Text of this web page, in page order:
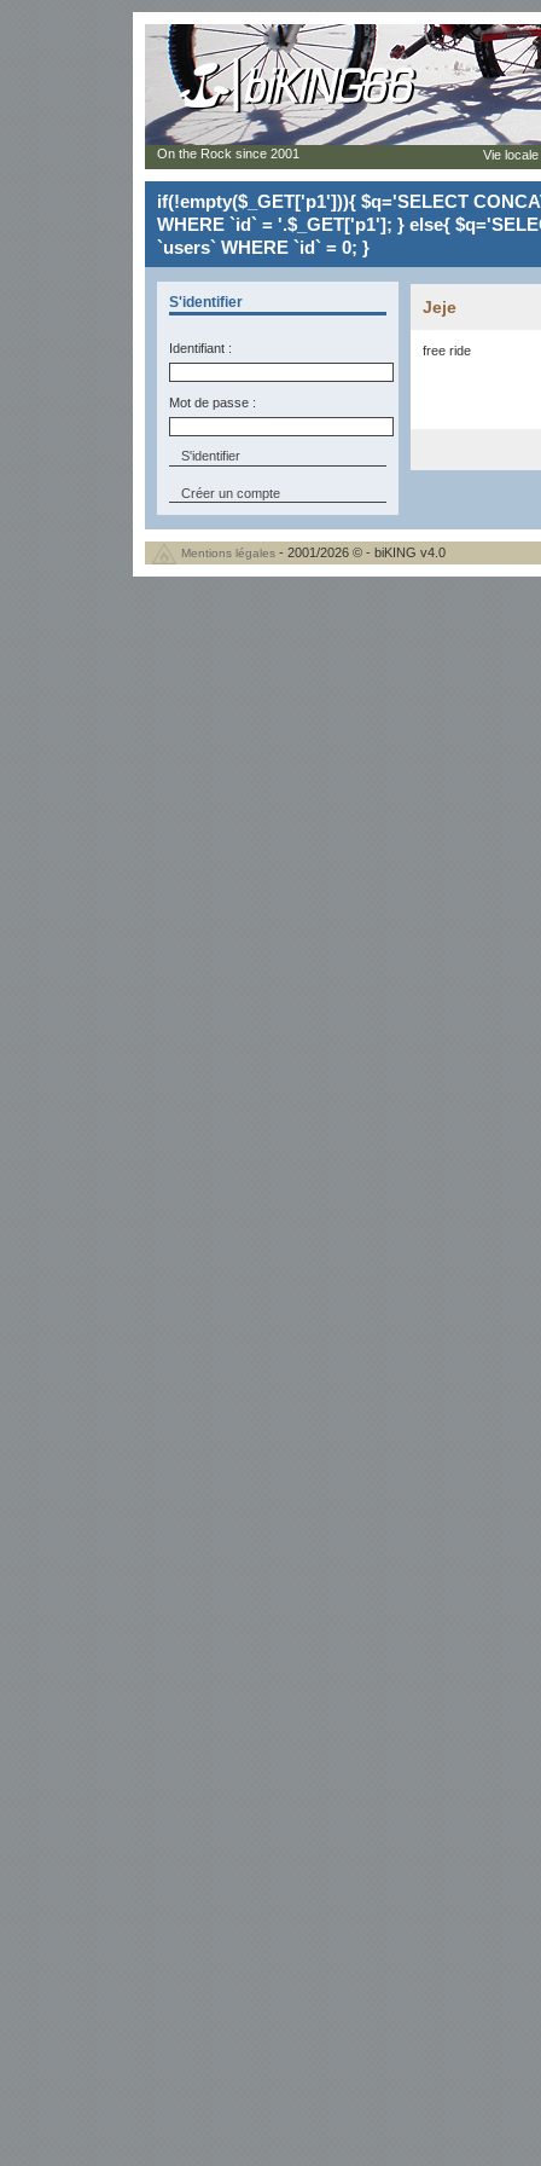
if(!empty($_GET['p1'])){ $q='SELECT
WHERE `id` = '.$_GET['p1']; } else{
`users` WHERE `id` = 0; }
S'identifier
Identifiant :
Mot de passe :
Créer un compte
Jeje
free ride
On the Rock since 2001 Vie
Mentions légales - 2001/2026 © - biKING v4.0